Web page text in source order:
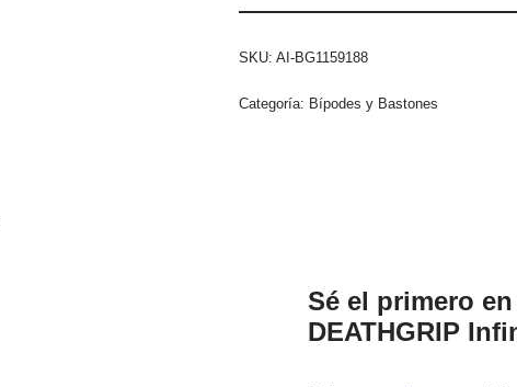
SKU: AI-BG1159188
Categoría: Bípodes y Bastones
Sé el primero
DEATHGRIP